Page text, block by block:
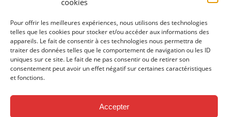
cookies
Pour offrir les meilleures expériences, nous utilisons des technologies
telles que les cookies pour stocker et/ou accéder aux informations des
appareils. Le fait de consentir à ces technologies nous permettra de
traiter des données telles que le comportement de navigation ou les ID
uniques sur ce site. Le fait de ne pas consentir ou de retirer son
consentement peut avoir un effet négatif sur certaines caractéristiques
et fonctions.
Accepter
La Boutique du Collectionneur
CONTACTEZ-NOUS
LA VIE DE L'AUTO
BP 40419
77309 Fontainebleau Cedex
Fax: 01 60 39 69 00